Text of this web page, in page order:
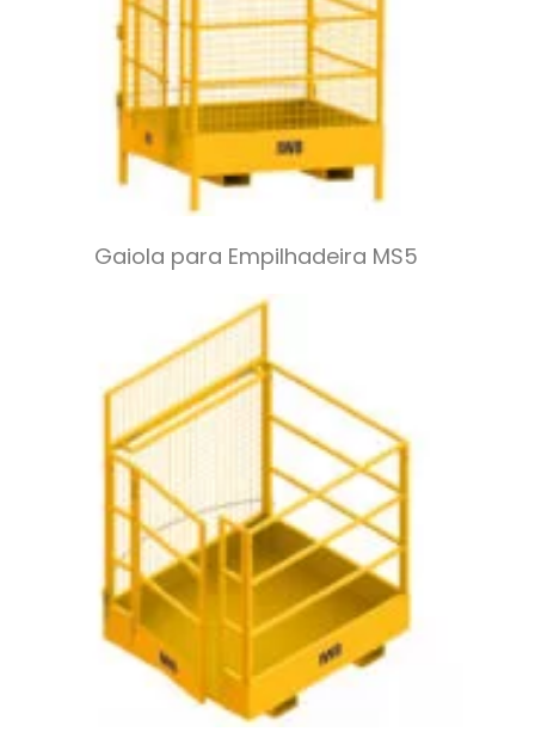
Gaiola para Empilhadeira MS5